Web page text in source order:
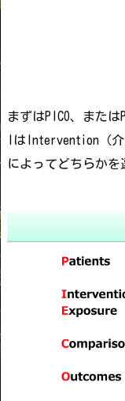
まずはPICO、または
IはIntervention（介
によってどちらかを